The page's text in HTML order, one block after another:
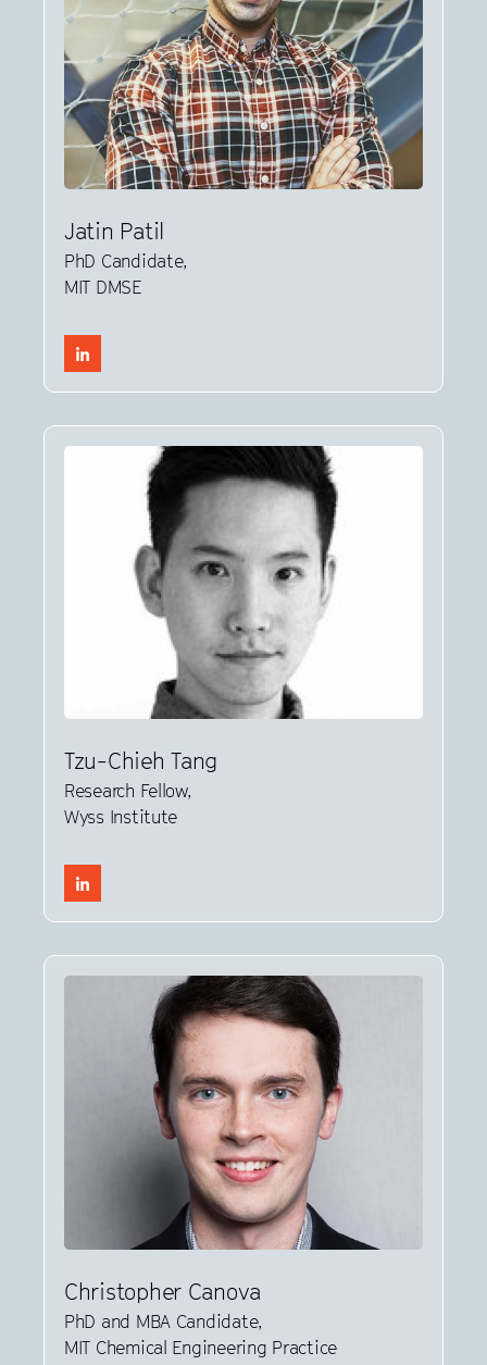
Jatin Patil
PhD Candidate,
MIT DMSE
Tzu-Chieh Tang
Research Fellow,
Wyss Institute
Christopher Canova
PhD and MBA Candidate,
MIT Chemical Engineering Practice